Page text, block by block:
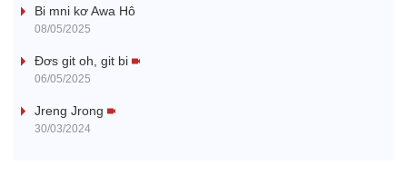
Bi mni kơ Awa Hô
08/05/2025
Đơs git oh, git bi
06/05/2025
Jreng Jrong
30/03/2024